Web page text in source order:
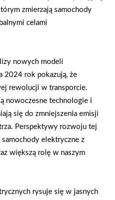
zmierzają samochody
celami
nowych modeli
2024 rok pokazują, że
rewolucji w transporcie.
nowoczesne technologie i
się do zmniejszenia emisji
Perspektywy rozwoju tej
samochody elektryczne z
większą rolę w naszym
rysuje się w jasnych